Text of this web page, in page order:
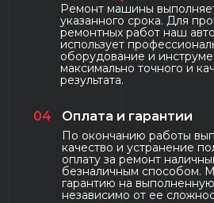
Ремонт машины
указанного срока. Для
ремонтных работ наш
использует
оборудование и
максимально точного и
результата.
04 Оплата и гарантии
По окончанию работы
качество и устранение
оплату за ремонт
безналичным способом.
гарантию на выполненную
независимо от ее